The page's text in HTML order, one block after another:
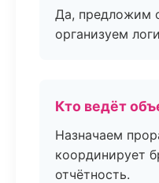
Да, предложим
организуем
Кто ведёт
Назначаем
координирует
отчётность.